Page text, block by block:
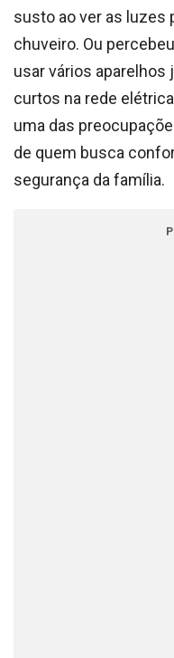
susto ao ver as luzes
chuveiro. Ou
usar vários aparelhos
curtos na rede
uma das
de quem busca
segurança da família.